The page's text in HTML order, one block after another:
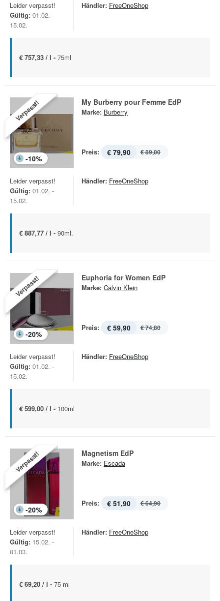
Leider verpasst!
Gültig: 01.02. -
15.02.
Händler: FreeOneShop
€ 757,33 / l - 75ml
Verpasst!
-10%
My Burberry pour Femme EdP
Marke: Burberry
Preis: € 79,90 € 89,00
Leider verpasst!
Gültig: 01.02. -
15.02.
Händler: FreeOneShop
€ 887,77 / l - 90ml.
Verpasst!
-20%
Euphoria for Women EdP
Marke: Calvin Klein
Preis: € 59,90 € 74,80
Leider verpasst!
Gültig: 01.02. -
15.02.
Händler: FreeOneShop
€ 599,00 / l - 100ml
Verpasst!
-20%
Magnetism EdP
Marke: Escada
Preis: € 51,90 € 64,90
Leider verpasst!
Gültig: 15.02. -
01.03.
Händler: FreeOneShop
€ 69,20 / l - 75 ml